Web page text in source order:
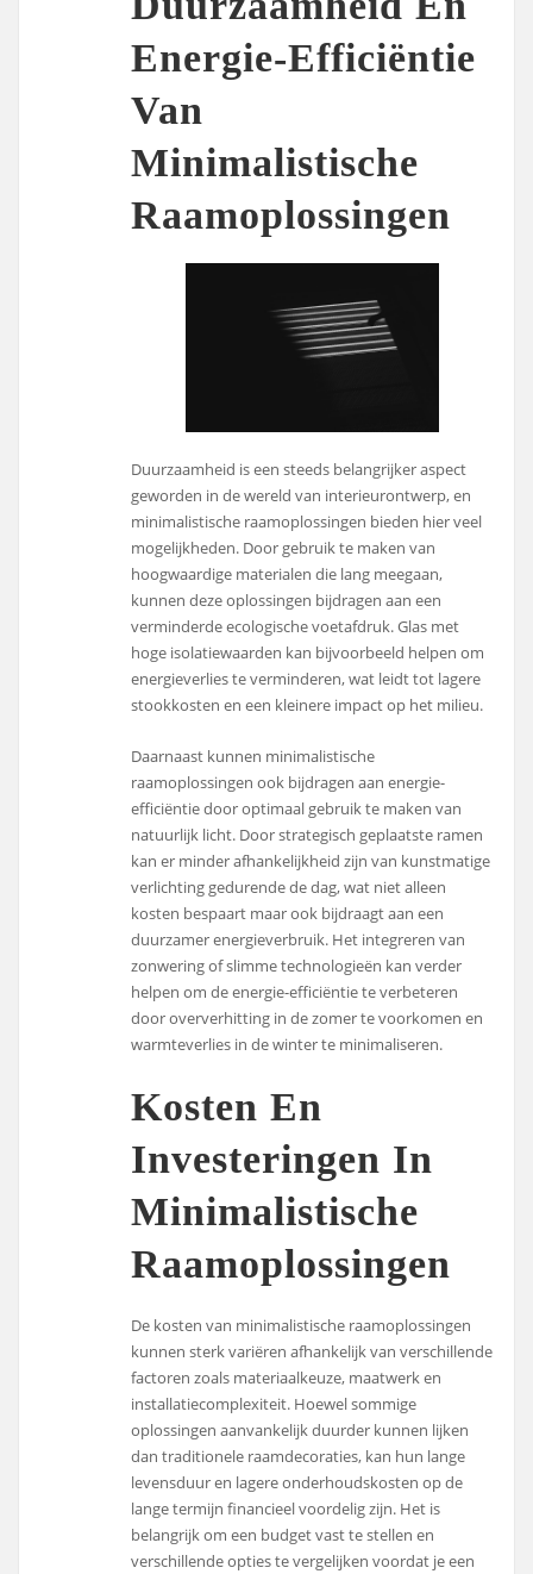
Energie-Efficiëntie
Van
Minimalistische
Raamoplossingen
Duurzaamheid is een steeds belangrijker aspect
geworden in de wereld van interieurontwerp, en
minimalistische raamoplossingen bieden hier veel
mogelijkheden. Door gebruik te maken van
hoogwaardige materialen die lang meegaan,
kunnen deze oplossingen bijdragen aan een
verminderde ecologische voetafdruk. Glas met
hoge isolatiewaarden kan bijvoorbeeld helpen om
energieverlies te verminderen, wat leidt tot lagere
stookkosten en een kleinere impact op het milieu.
Daarnaast kunnen minimalistische
raamoplossingen ook bijdragen aan energie-
efficiëntie door optimaal gebruik te maken van
natuurlijk licht. Door strategisch geplaatste ramen
kan er minder afhankelijkheid zijn van kunstmatige
verlichting gedurende de dag, wat niet alleen
kosten bespaart maar ook bijdraagt aan een
duurzamer energieverbruik. Het integreren van
zonwering of slimme technologieën kan verder
helpen om de energie-efficiëntie te verbeteren
door oververhitting in de zomer te voorkomen en
warmteverlies in de winter te minimaliseren.
Kosten En
Investeringen In
Minimalistische
Raamoplossingen
De kosten van minimalistische raamoplossingen
kunnen sterk variëren afhankelijk van verschillende
factoren zoals materiaalkeuze, maatwerk en
installatiecomplexiteit. Hoewel sommige
oplossingen aanvankelijk duurder kunnen lijken
dan traditionele raamdecoraties, kan hun lange
levensduur en lagere onderhoudskosten op de
lange termijn financieel voordelig zijn. Het is
belangrijk om een budget vast te stellen en
verschillende opties te vergelijken voordat je een